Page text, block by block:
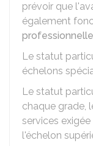
prévoir que
également
professionnelle
Le statut
échelons
Le statut
chaque grade,
services
l'échelon